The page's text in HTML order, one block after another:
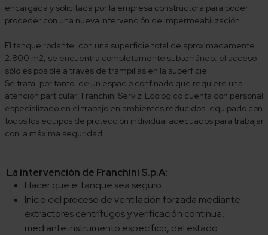
encargada y solicitada por la empresa constructora para poder
proceder con una nueva intervención de impermeabilización.
El tanque rodante, con una superficie total de aproximadamente
2.800 m2, se encuentra completamente subterráneo: el acceso
sólo es posible a través de trampillas en la superficie.
Se trata, por tanto, de un espacio confinado que requiere una
atención particular: Franchini Servizi Ecologico cuenta con personal
especializado en el trabajo en ambientes reducidos, equipado con
todos los equipos de protección individual adecuados para trabajar
con la máxima seguridad.
La intervención de Franchini S.p.A:
Hacer que el tanque sea seguro
Inicio del proceso de ventilación forzada mediante
extractores centrífugos y verificación continua,
mediante instrumento específico, del estado